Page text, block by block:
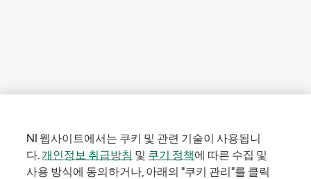
NI 웹사이트에서는 쿠키 및 관련 기술이 사용됩니
다.개인정보 취급방침 및 쿠기 정책에 따른 수집 및
사용 방식에 동의하거나, 아래의 "쿠키 관리"를 클릭